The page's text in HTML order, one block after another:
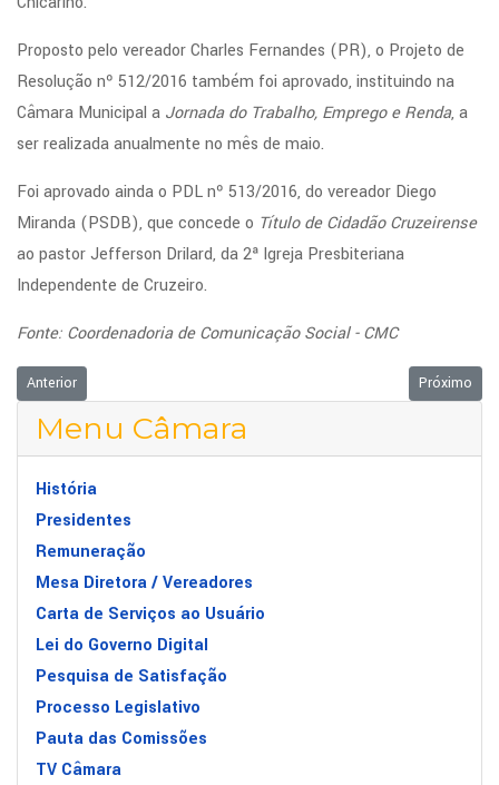
Proposto pelo vereador Charles Fernandes (PR), o Projeto de
Resolução nº 512/2016 também foi aprovado, instituindo na
Câmara Municipal a Jornada do Trabalho, Emprego e Renda, a
ser realizada anualmente no mês de maio.
Foi aprovado ainda o PDL nº 513/2016, do vereador Diego
Miranda (PSDB), que concede o Título de Cidadão Cruzeirense
ao pastor Jefferson Drilard, da 2ª Igreja Presbiteriana
Independente de Cruzeiro.
Fonte: Coordenadoria de Comunicação Social - CMC
Artigo anterior: Prestação de contas da prefeitura sobre a intervenção
Anterior Próximo
Próximo
Menu Câmara
História
Presidentes
Remuneração
Mesa Diretora / Vereadores
Carta de Serviços ao Usuário
Lei do Governo Digital
Pesquisa de Satisfação
Processo Legislativo
Pauta das Comissões
TV Câmara